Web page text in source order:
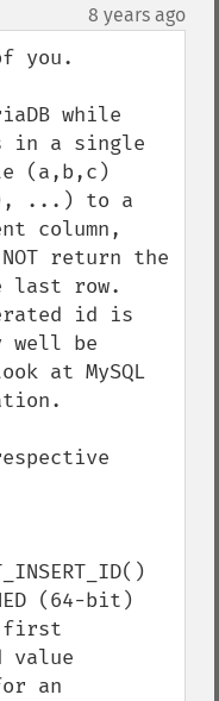
8 years ago
you.
while
in a single
(a,b,c)
...) to a
column,
return the
last row.
id is
well be
at MySQL
(64-bit)
first
value
an